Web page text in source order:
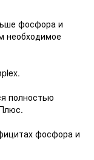
фосфора и
необходимое
полностью
фосфора и